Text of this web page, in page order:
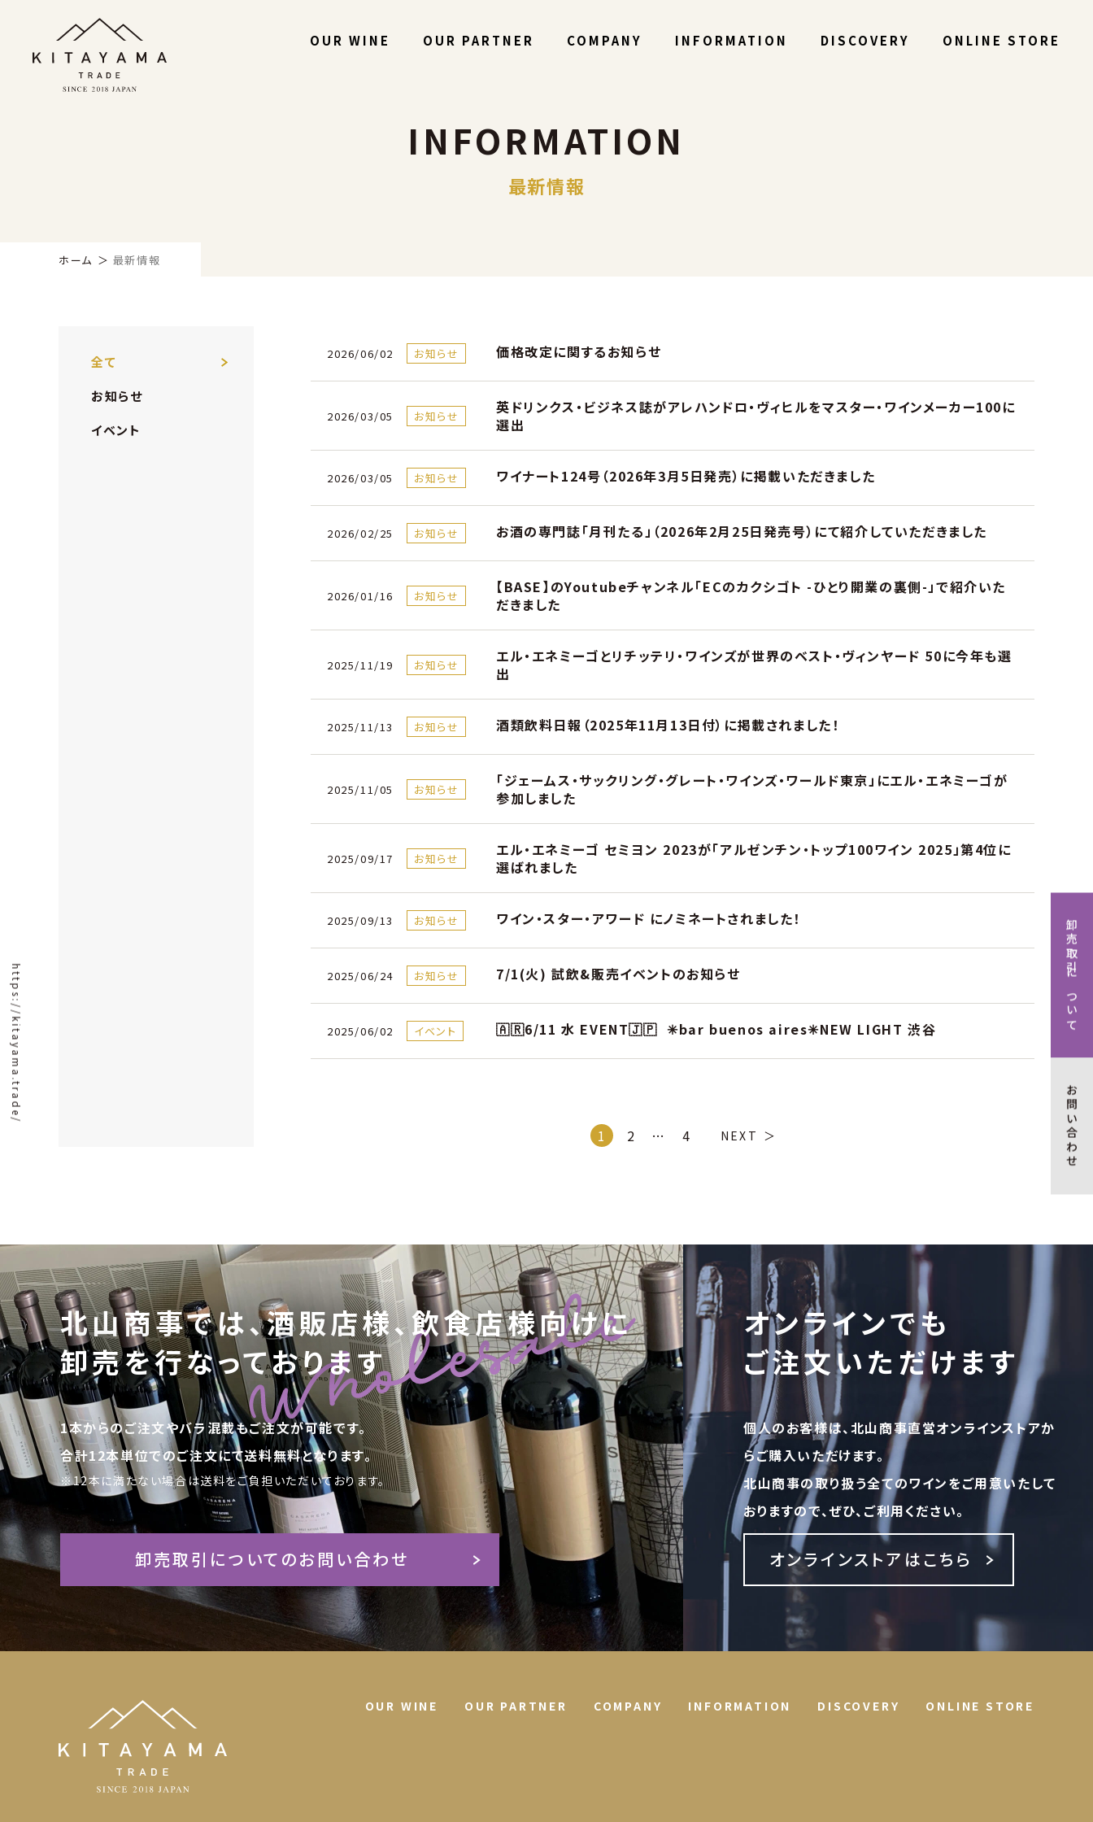
OUR WINE OUR PARTNER COMPANY INFORMATION DISCOVERY ONLINE STORE
INFORMATION
最新情報
ホーム 最新情報
全て
お知らせ
イベント
2026/06/02 お知らせ 価格改定に関するお知らせ
2026/03/05 お知らせ
英ドリンクス・ビジネス誌がアレハンドロ・ヴィヒルをマスター・ワインメーカー100に
選出
2026/03/05 お知らせ ワイナート124号（2026年3月5日発売）に掲載いただきました
2026/02/25 お知らせ お酒の専門誌「月刊たる」（2026年2月25日発売号）にて紹介していただきました
2026/01/16 お知らせ
【BASE】のYoutubeチャンネル「ECのカクシゴト -ひとり開業の裏側-」で紹介いた
だきました
2025/11/19 お知らせ
エル・エネミーゴとリチッテリ・ワインズが世界のベスト・ヴィンヤード 50に今年も選
出
2025/11/13 お知らせ 酒類飲料日報（2025年11月13日付）に掲載されました！
2025/11/05 お知らせ
「ジェームス・サックリング・グレート・ワインズ・ワールド東京」にエル・エネミーゴが
参加しました
2025/09/17 お知らせ
エル・エネミーゴ セミヨン 2023が「アルゼンチン・トップ100ワイン 2025」第4位に
選ばれました
2025/09/13 お知らせ ワイン・スター・アワード にノミネートされました！
2025/06/24 お知らせ 7/1(火) 試飲&販売イベントのお知らせ
2025/06/02 イベント 🇦🇷6/11 水 EVENT🇯🇵 ✳︎bar buenos aires✳︎NEW LIGHT 渋谷
1 2 … 4 NEXT
北山商事では、酒販店様、飲食店様向けに
卸売を行なっております
1本からのご注文やバラ混載もご注文が可能です。
合計12本単位でのご注文にて送料無料となります。
※12本に満たない場合は送料をご負担いただいております。
卸売取引についてのお問い合わせ
オンラインでも
ご注文いただけます
個人のお客様は、北山商事直営オンラインストアか
らご購入いただけます。
北山商事の取り扱う全てのワインをご用意いたして
おりますので、ぜひ、ご利用ください。
オンラインストアはこちら
OUR WINE OUR PARTNER COMPANY INFORMATION DISCOVERY ONLINE STORE
https://kitayama.trade/ 卸売取引について
お問い合わせ